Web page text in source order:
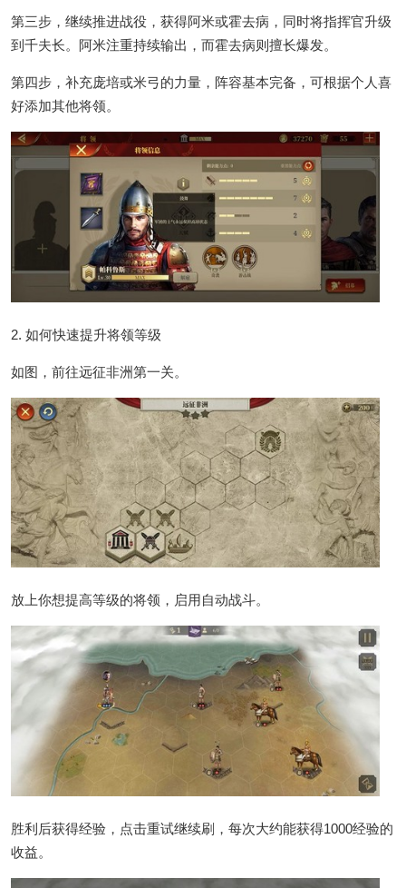
第三步，继续推进战役，获得阿米或霍去病，同时将指挥官升级
到千夫长。阿米注重持续输出，而霍去病则擅长爆发。
第四步，补充庞培或米弓的力量，阵容基本完备，可根据个人喜
好添加其他将领。
2. 如何快速提升将领等级
如图，前往远征非洲第一关。
放上你想提高等级的将领，启用自动战斗。
胜利后获得经验，点击重试继续刷，每次大约能获得1000经验的
收益。